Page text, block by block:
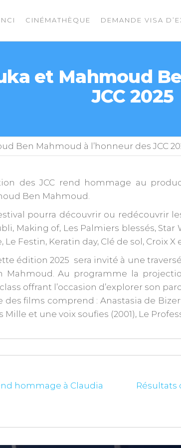
CINÉMATHÈQUE DEMANDE VISA
et Mahmoud
JCC 2025
Ben Mahmoud à l’honneur des JCC
des JCC rend hommage au
Ben Mahmoud.
pourra découvrir ou redécouvrir
Making of, Les Palmiers blessés,
Festin, Keratin day, Clé de sol, Croix X
édition 2025 sera invité à une
Mahmoud. Au programme la
offrant l’occasion d’explorer son
des films comprend : Anastasia de
Mille et une voix soufies (2001), Le
hommage à Claudia
Résultats